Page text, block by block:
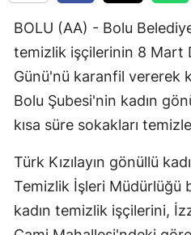
BOLU (AA) - Bolu
temizlik işçilerinin 8 Mart
Günü'nü karanfil vererek
Bolu Şubesi'nin kadın
kısa süre sokakları
Türk Kızılayın gönüllü
Temizlik İşleri Müdürlüğü
kadın temizlik işçilerini,